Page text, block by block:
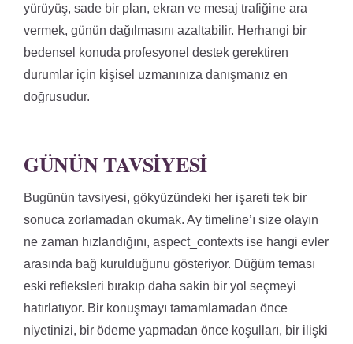
yürüyüş, sade bir plan, ekran ve mesaj trafiğine ara
vermek, günün dağılmasını azaltabilir. Herhangi bir
bedensel konuda profesyonel destek gerektiren
durumlar için kişisel uzmanınıza danışmanız en
doğrusudur.
GÜNÜN TAVSIYESI
Bugünün tavsiyesi, gökyüzündeki her işareti tek bir
sonuca zorlamadan okumak. Ay timeline’ı size olayın
ne zaman hızlandığını, aspect_contexts ise hangi evler
arasında bağ kurulduğunu gösteriyor. Düğüm teması
eski refleksleri bırakıp daha sakin bir yol seçmeyi
hatırlatıyor. Bir konuşmayı tamamlamadan önce
niyetinizi, bir ödeme yapmadan önce koşulları, bir ilişki